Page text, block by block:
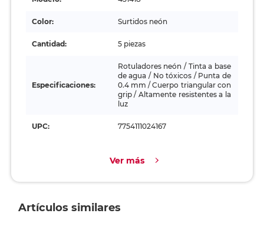
Color: Surtidos neón
Cantidad: 5 piezas
Especificaciones:
Rotuladores neón / Tinta a base
de agua / No tóxicos / Punta de
0.4 mm / Cuerpo triangular con
grip / Altamente resistentes a la
luz
UPC: 7754111024167
Ver más
Artículos similares